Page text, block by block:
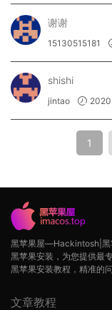
谢谢
15130515181
shishi
jintao
1
黑苹果屋—Hackintosh|黑
黑苹果安装，为您提供最
黑苹果安装教程，精准的
文章教程